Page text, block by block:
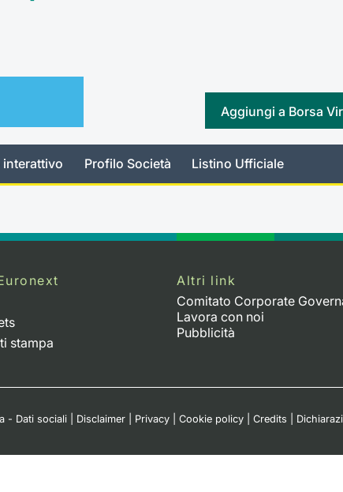
Aggiungi a Borsa
interattivo Profilo Società Listino Ufficiale
stampa
Altri link
Comitato Corporate
Lavora con noi
Pubblicità
- Dati sociali Disclaimer Privacy Cookie policy Credits